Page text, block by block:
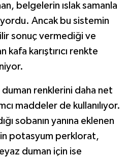
belgelerin ıslak samanla
Ancak bu sistemin
sonuç vermediği ve
kafa karıştırıcı renkte
renklerini daha net
maddeler de kullanılıyor.
sobanın yanına eklenen
potasyum perklorat,
duman için ise